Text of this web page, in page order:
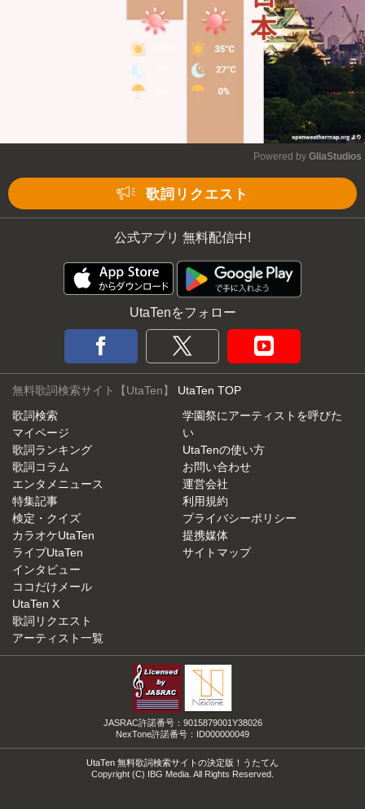
Powered by GliaStudios
歌詞リクエスト
公式アプリ 無料配信中!
UtaTenをフォロー
無料歌詞検索サイト【UtaTen】 UtaTen TOP
歌詞検索
マイページ
歌詞ランキング
歌詞コラム
エンタメニュース
特集記事
検定・クイズ
カラオケUtaTen
ライブUtaTen
インタビュー
ココだけメール
UtaTen X
歌詞リクエスト
アーティスト一覧
学園祭にアーティストを呼びた
い
UtaTenの使い方
お問い合わせ
運営会社
利用規約
プライバシーポリシー
提携媒体
サイトマップ
JASRAC許諾番号：9015879001Y38026
NexTone許諾番号：ID000000049
UtaTen 無料歌詞検索サイトの決定版！うたてん
Copyright (C) IBG Media. All Rights Reserved.